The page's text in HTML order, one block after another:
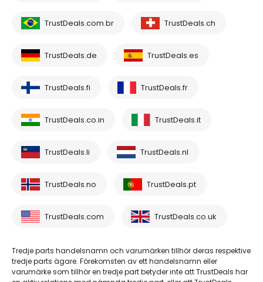
TrustDeals.com.br TrustDeals.ch
TrustDeals.de TrustDeals.es
TrustDeals.fi TrustDeals.fr
TrustDeals.co.in TrustDeals.it
TrustDeals.li TrustDeals.nl
TrustDeals.no TrustDeals.pt
TrustDeals.com TrustDeals.co.uk
Tredje parts handelsnamn och varumärken tillhör deras respektive
tredje parts ägare. Förekomsten av ett handelsnamn eller
varumärke som tillhör en tredje part betyder inte att TrustDeals har